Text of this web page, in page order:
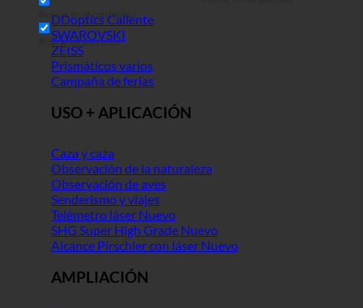
Buscar en el contenido
Buscar en extracto
DDoptics
SWAROVSKI
ZEISS
Prismáticos varios
Campaña de ferias
USO + APLICACIÓN
Caza y caza
Observación de la naturaleza
Observación de aves
Senderismo y viajes
Telémetro láser
SHG Super High Grade
Alcance Pirschler con láser
AMPLIACIÓN